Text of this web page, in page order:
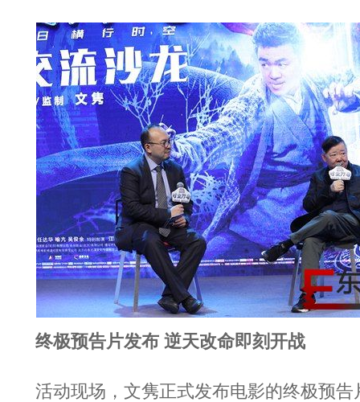
终极预告片发布 逆天改命即刻开战
活动现场，文隽正式发布电影的终极预告